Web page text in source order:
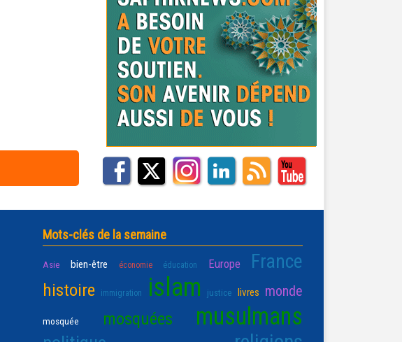
Mots-clés de la semaine
Asie bien-être économie éducation Europe France
histoire immigration islam justice livres monde
mosquée mosquées musulmans